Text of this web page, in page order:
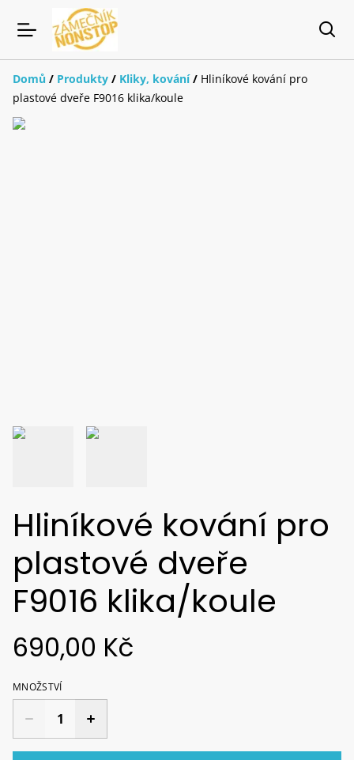
Domů / Produkty / Kliky, kování / Hliníkové kování pro
plastové dveře F9016 klika/koule
Hliníkové kování pro
plastové dveře
F9016 klika/koule
690,00 Kč
MNOŽSTVÍ